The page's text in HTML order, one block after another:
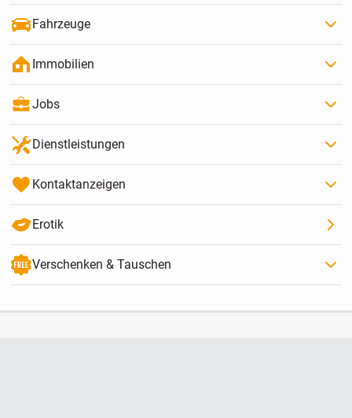
Fahrzeuge
Immobilien
Jobs
Dienstleistungen
Kontaktanzeigen
Erotik
Verschenken & Tauschen